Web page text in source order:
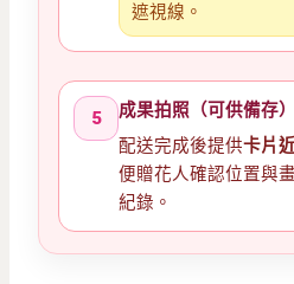
遮視線。
5
成果拍照（可供備存）
配送完成後提供卡片
便贈花人確認位置與
紀錄。